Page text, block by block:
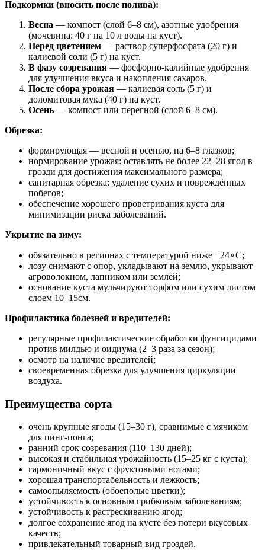
Подкормки (вносить после полива):
Весна — компост (слой 6–8 см), азотные удобрения
(мочевина: 40 г на 10 л воды на куст).
Перед цветением — раствор суперфосфата (20 г) и
калиевой соли (5 г) на куст.
В фазу созревания — фосфорно‑калийные удобрения
для улучшения вкуса и накопления сахаров.
После сбора урожая — калиевая соль (5 г) и
доломитовая мука (40 г) на куст.
Осень — компост или перегной (слой 6–8 см).
Обрезка:
формирующая — весной и осенью, на 6–8 глазков;
нормирование урожая: оставлять не более 22–28 ягод в
грозди для достижения максимального размера;
санитарная обрезка: удаление сухих и повреждённых
побегов;
обеспечение хорошего проветривания куста для
минимизации риска заболеваний.
Укрытие на зиму:
обязательно в регионах с температурой ниже −24∘C;
лозу снимают с опор, укладывают на землю, укрывают
агроволокном, лапником или землёй;
основание куста мульчируют торфом или сухим листом
слоем 10–15см.
Профилактика болезней и вредителей:
регулярные профилактические обработки фунгицидами
против милдью и оидиума (2–3 раза за сезон);
осмотр на наличие вредителей;
своевременная обрезка для улучшения циркуляции
воздуха.
Преимущества сорта
очень крупные ягоды (15–30 г), сравнимые с мячиком
для пинг‑понга;
ранний срок созревания (110–130 дней);
высокая и стабильная урожайность (15–25 кг с куста);
гармоничный вкус с фруктовыми нотами;
хорошая транспортабельность и лежкость;
самоопыляемость (обоеполые цветки);
устойчивость к основным грибковым заболеваниям;
устойчивость к растрескиванию ягод;
долгое сохранение ягод на кусте без потери вкусовых
качеств;
привлекательный товарный вид гроздей.